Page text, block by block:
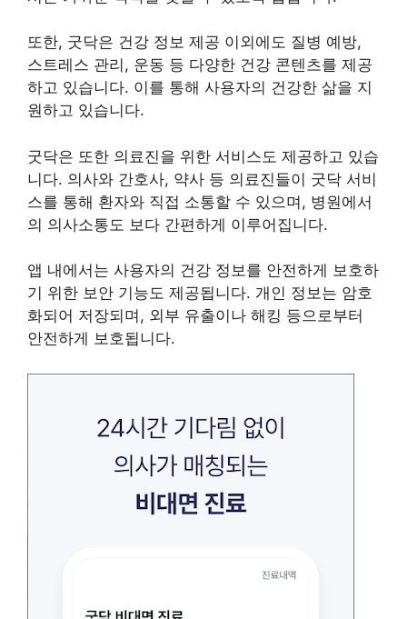
또한, 굿닥은 건강 정보 제공 이외에도 질병 예방,
스트레스 관리, 운동 등 다양한 건강 콘텐츠를 제공
하고 있습니다. 이를 통해 사용자의 건강한 삶을 지
원하고 있습니다.
굿닥은 또한 의료진을 위한 서비스도 제공하고 있습
니다. 의사와 간호사, 약사 등 의료진들이 굿닥 서비
스를 통해 환자와 직접 소통할 수 있으며, 병원에서
의 의사소통도 보다 간편하게 이루어집니다.
앱 내에서는 사용자의 건강 정보를 안전하게 보호하
기 위한 보안 기능도 제공됩니다. 개인 정보는 암호
화되어 저장되며, 외부 유출이나 해킹 등으로부터
안전하게 보호됩니다.